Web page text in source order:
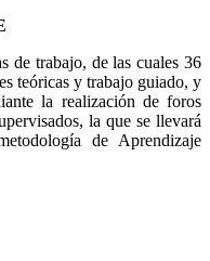
de trabajo, de las cuales 36
teóricas y trabajo guiado, y
la realización de foros
la que se llevará
de Aprendizaje